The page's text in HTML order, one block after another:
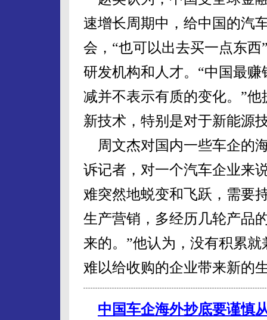
速增长周期中，给中国的汽
会，“也可以出去买一点东
研发机构和人才。“中国最
减并不表示有质的变化。”
新技术，特别是对于新能源
周文杰对国内一些车企的
诉记者，对一个汽车企业来
难突然地蜕变和飞跃，需要
生产营销，多经历几轮产品
来的。”他认为，没有积累
难以给收购的企业带来新的
中国车企海外抄底要谨慎